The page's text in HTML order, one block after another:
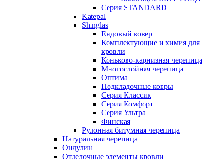
Серия STANDARD
Katepal
Shinglas
Ендовый ковер
Комплектующие и химия для
кровли
Коньково-карнизная черепица
Многослойная черепица
Оптима
Подкладочные ковры
Серия Классик
Серия Комфорт
Серия Ультра
Финская
Рулонная битумная черепица
Натуральная черепица
Ондулин
Отделочные элементы кровли